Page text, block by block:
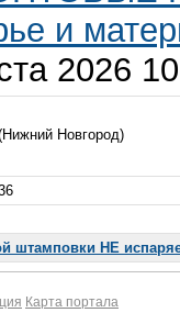
и
2026
Новгород)
штамповки НЕ
Карта портала